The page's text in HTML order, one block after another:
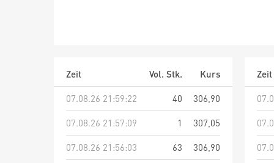
Zeit Vol. Stk.
Kurs
07.08.26 21:59:22
40
306,90
07.08.26 21:57:09
1
307,05
07.08.26 21:56:03
63
306,90
Zeit